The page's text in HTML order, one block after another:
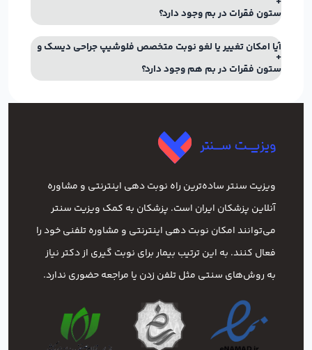
ستون فقرات در بم وجود دارد؟
آیا امکان تغییر یا لغو نوبت متخصص فلوشیپ جراحی دیسک و
ستون فقرات در بم هم وجود دارد؟
ویزیت سنتر ساده‌ترین راه نوبت‌ دهی اینترنتی و مشاوره
آنلاین پزشکان ایران است. پزشکان به کمک ویزیت سنتر
می‌توانند امکان نوبت دهی اینترنتی و مشاوره تلفنی خود را
فعال کنند. به این ترتیب بیمار برای نوبت گیری از دکتر نیاز
به روش‌های سنتی مثل تلفن زدن یا مراجعه حضوری ندارد.